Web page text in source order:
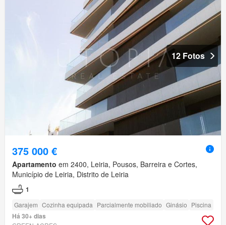
12 Fotos
375 000 €
Apartamento em 2400, Leiria, Pousos, Barreira e Cortes,
Município de Leiria, Distrito de Leiria
1
Garajem Cozinha equipada Parcialmente mobiliado Ginásio Piscina
Há 30+ dias